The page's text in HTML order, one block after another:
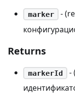
marker -
Returns
markerId
-